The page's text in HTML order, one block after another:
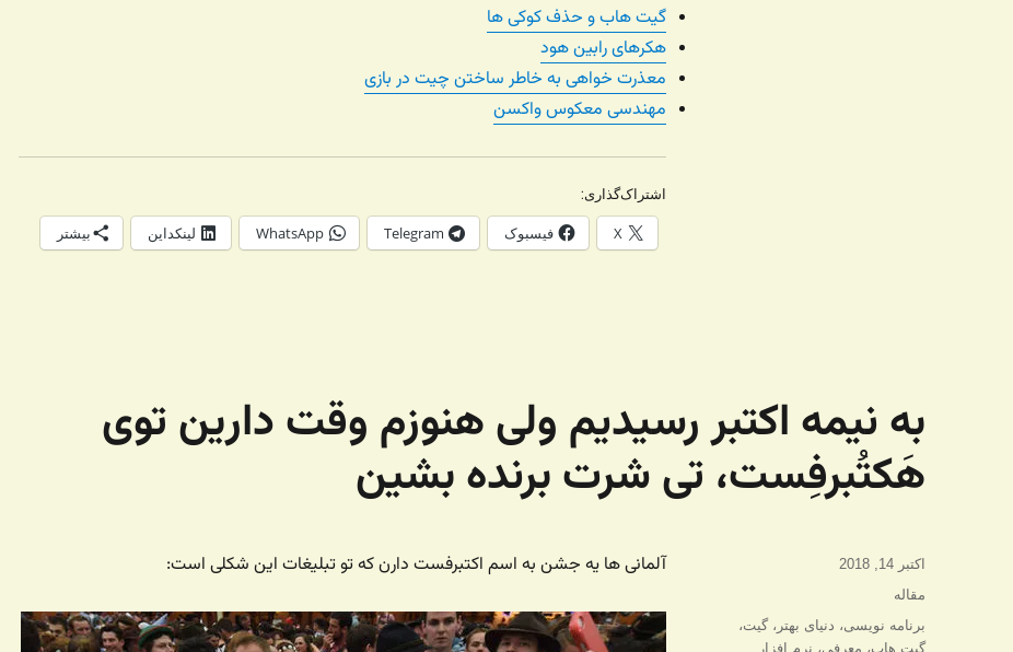
گیت هاب و حذف کوکی ها
هکرهای رابین هود
معذرت خواهی به خاطر ساختن چیت در بازی
مهندسی معکوس واکسن
اشتراک‌گذاری:
X فیسبوک Telegram
WhatsApp لینکداین بیشتر
به نیمه اکتبر رسیدیم ولی هنوزم وقت دارین توی
هَکتُبرفِست، تی شرت برنده بشین
آلمانی ها یه جشن به اسم اکتبرفست دارن که تو تبلیغات این شکلی است:
ارسال
شده
اکتبر 14, 2018
دسته‌ها
مقاله
برچسب‌ها
برنامه نویسی، دنیای بهتر ،گیت،
گیت هاب، معرفی، نرم افزار